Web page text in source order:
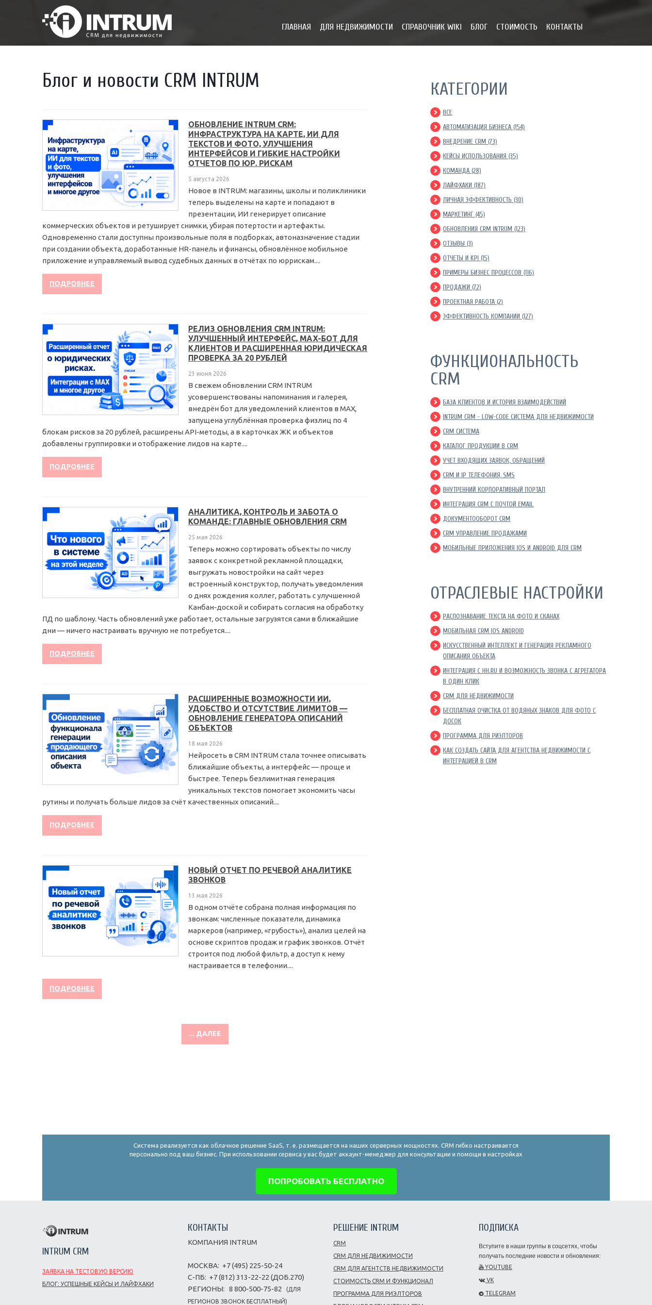
ГЛАВНАЯ ДЛЯ НЕДВИЖИМОСТИ СПРАВОЧНИК WIKI БЛОГ СТОИМОСТЬ КОНТАКТЫ
Блог и новости CRM INTRUM
ОБНОВЛЕНИЕ INTRUM CRM:
ИНФРАСТРУКТУРА НА КАРТЕ, ИИ ДЛЯ
ТЕКСТОВ И ФОТО, УЛУЧШЕНИЯ
ИНТЕРФЕЙСОВ И ГИБКИЕ НАСТРОЙКИ
ОТЧЕТОВ ПО ЮР. РИСКАМ
5 августа 2026
Новое в INTRUM: магазины, школы и поликлиники
теперь выделены на карте и попадают в
презентации, ИИ генерирует описание
коммерческих объектов и ретуширует снимки, убирая потертости и артефакты.
Одновременно стали доступны произвольные поля в подборках, автоназначение стадии
при создании объекта, доработанные HR-панель и финансы, обновлённое мобильное
приложение и управляемый вывод судебных данных в отчётах по юррискам....
ПОДРОБНЕЕ
РЕЛИЗ ОБНОВЛЕНИЯ CRM INTRUM:
УЛУЧШЕННЫЙ ИНТЕРФЕЙС, MAX-БОТ ДЛЯ
КЛИЕНТОВ И РАСШИРЕННАЯ ЮРИДИЧЕСКАЯ
ПРОВЕРКА ЗА 20 РУБЛЕЙ
23 июня 2026
В свежем обновлении CRM INTRUM
усовершенствованы напоминания и галерея,
внедрён бот для уведомлений клиентов в MAX,
запущена углублённая проверка физлиц по 4
блокам рисков за 20 рублей, расширены API-методы, а в карточках ЖК и объектов
добавлены группировки и отображение лидов на карте....
ПОДРОБНЕЕ
АНАЛИТИКА, КОНТРОЛЬ И ЗАБОТА О
КОМАНДЕ: ГЛАВНЫЕ ОБНОВЛЕНИЯ CRM
25 мая 2026
Теперь можно сортировать объекты по числу
заявок с конкретной рекламной площадки,
выгружать новостройки на сайт через
встроенный конструктор, получать уведомления
о днях рождения коллег, работать с улучшенной
Канбан-доской и собирать согласия на обработку
ПД по шаблону. Часть обновлений уже работает, остальные загрузятся сами в ближайшие
дни — ничего настраивать вручную не потребуется....
ПОДРОБНЕЕ
РАСШИРЕННЫЕ ВОЗМОЖНОСТИ ИИ,
УДОБСТВО И ОТСУТСТВИЕ ЛИМИТОВ —
ОБНОВЛЕНИЕ ГЕНЕРАТОРА ОПИСАНИЙ
ОБЪЕКТОВ
18 мая 2026
Нейросеть в CRM INTRUM стала точнее описывать
ближайшие объекты, а интерфейс — проще и
быстрее. Теперь безлимитная генерация
уникальных текстов помогает экономить часы
рутины и получать больше лидов за счёт качественных описаний....
ПОДРОБНЕЕ
НОВЫЙ ОТЧЕТ ПО РЕЧЕВОЙ АНАЛИТИКЕ
ЗВОНКОВ
13 мая 2026
В одном отчёте собрана полная информация по
звонкам: численные показатели, динамика
маркеров (например, «грубость»), анализ целей на
основе скриптов продаж и график звонков. Отчёт
строится под любой фильтр, а доступ к нему
настраивается в телефонии....
ПОДРОБНЕЕ
... ДАЛЕЕ
КАТЕГОРИИ
ВСЕ
АВТОМАТИЗАЦИЯ БИЗНЕСА (154)
ВНЕДРЕНИЕ CRM (73)
КЕЙСЫ ИСПОЛЬЗОВАНИЯ (35)
КОМАНДА (28)
ЛАЙФХАКИ (187)
ЛИЧНАЯ ЭФФЕКТИВНОСТЬ (30)
МАРКЕТИНГ (45)
ОБНОВЛЕНИЯ CRM INTRUM (123)
ОТЗЫВЫ (3)
ОТЧЕТЫ И KPI (15)
ПРИМЕРЫ БИЗНЕС ПРОЦЕССОВ (116)
ПРОДАЖИ (72)
ПРОЕКТНАЯ РАБОТА (2)
ЭФФЕКТИВНОСТЬ КОМПАНИИ (127)
ФУНКЦИОНАЛЬНОСТЬ
CRM
БАЗА КЛИЕНТОВ И ИСТОРИЯ ВЗАИМОДЕЙСТВИЙ
INTRUM CRM - LOW-CODE СИСТЕМА ДЛЯ НЕДВИЖИМОСТИ
CRM СИСТЕМА
КАТАЛОГ ПРОДУКЦИИ В CRM
УЧЕТ ВХОДЯЩИХ ЗАЯВОК, ОБРАЩЕНИЙ
CRM И IP ТЕЛЕФОНИЯ, SMS
ВНУТРЕННИЙ КОРПОРАТИВНЫЙ ПОРТАЛ
ИНТЕГРАЦИЯ CRM С ПОЧТОЙ EMAIL
ДОКУМЕНТООБОРОТ CRM
CRM УПРАВЛЕНИЕ ПРОДАЖАМИ
МОБИЛЬНЫЕ ПРИЛОЖЕНИЯ IOS И ANDROID ДЛЯ CRM
ОТРАСЛЕВЫЕ НАСТРОЙКИ
РАСПОЗНАВАНИЕ ТЕКСТА НА ФОТО И СКАНАХ
МОБИЛЬНАЯ CRM IOS ANDROID
ИСКУССТВЕННЫЙ ИНТЕЛЛЕКТ И ГЕНЕРАЦИЯ РЕКЛАМНОГО
ОПИСАНИЯ ОБЪЕКТА
ИНТЕГРАЦИЯ С HH.RU И ВОЗМОЖНОСТЬ ЗВОНКА С АГРЕГАТОРА
В ОДИН КЛИК
CRM ДЛЯ НЕДВИЖИМОСТИ
БЕСПЛАТНАЯ ОЧИСТКА ОТ ВОДЯНЫХ ЗНАКОВ ДЛЯ ФОТО С
ДОСОК
ПРОГРАММА ДЛЯ РИЭЛТОРОВ
КАК СОЗДАТЬ САЙТА ДЛЯ АГЕНТСТВА НЕДВИЖИМОСТИ С
ИНТЕГРАЦИЕЙ В CRM
Система реализуется как облачное решение SaaS, т. е. размещается на наших серверных мощностях. CRM гибко настраивается
персонально под ваш бизнес. При использовании сервиса у вас будет аккаунт-менеджер для консультации и помощи в настройках
ПОПРОБОВАТЬ БЕСПЛАТНО
INTRUM CRM
ЗАЯВКА НА ТЕСТОВУЮ ВЕРСИЮ
БЛОГ: УСПЕШНЫЕ КЕЙСЫ И ЛАЙФХАКИ
КОНТАКТЫ
КОМПАНИЯ INTRUM
МОСКВА: +7 (495) 225-50-24
С-ПБ: +7 (812) 313-22-22 (ДОБ.270)
РЕГИОНЫ: 8 800-500-75-82
(ДЛЯ
РЕГИОНОВ ЗВОНОК БЕСПЛАТНЫЙ)
РЕШЕНИЕ INTRUM
CRM
CRM ДЛЯ НЕДВИЖИМОСТИ
CRM ДЛЯ АГЕНТСТВ НЕДВИЖИМОСТИ
СТОИМОСТЬ CRM И ФУНКЦИОНАЛ
ПРОГРАММА ДЛЯ РИЭЛТОРОВ
ПОДПИСКА
Вступите в наши группы в соцсетях, чтобы
получать последние новости и обновления:
YOUTUBE
VK
TELEGRAM